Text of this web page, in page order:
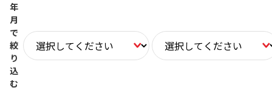
年
月
で
絞
り
込
む